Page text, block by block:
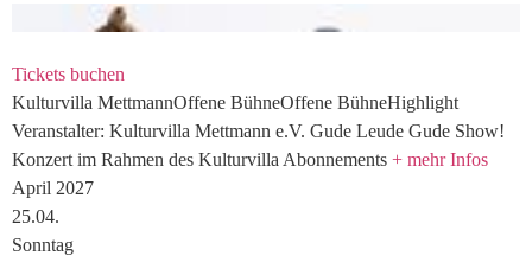
Tickets buchen
Kulturvilla MettmannOffene BühneOffene BühneHighlight
Veranstalter: Kulturvilla Mettmann e.V. Gude Leude Gude Show!
Konzert im Rahmen des Kulturvilla Abonnements + mehr Infos
April 2027
25.04.
Sonntag